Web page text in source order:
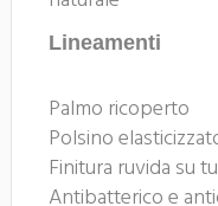
Lineamenti
Palmo ricoperto
Polsino
Finitura ruvida su
Antibatterico e